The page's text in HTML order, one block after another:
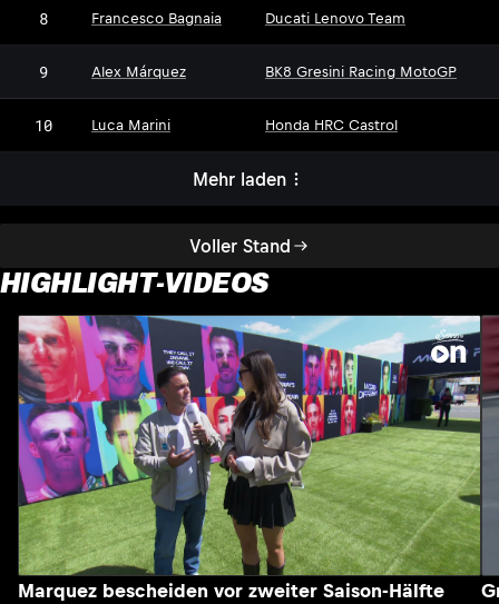
Voller Stand
8 Francesco Bagnaia Ducati Lenovo Team
9 Alex Márquez BK8 Gresini Racing MotoGP
10 Luca Marini Honda HRC Castrol
Mehr laden
HIGHLIGHT-VIDEOS
Marquez bescheiden vor zweiter Saison-Hälfte